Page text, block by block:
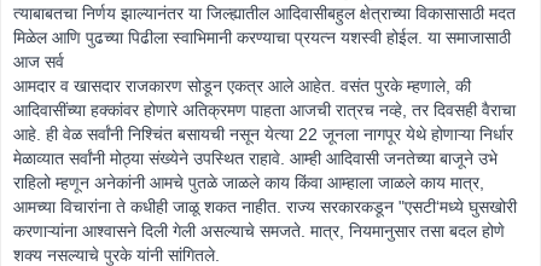
त्याबाबतचा निर्णय झाल्यानंतर या जिल्ह्यातील आदिवासीबहुल क्षेत्राच्या विकासासाठी मदत
मिळेल आणि पुढच्या पिढीला स्वाभिमानी करण्याचा प्रयत्न यशस्वी होईल. या समाजासाठी
आज सर्व
आमदार व खासदार राजकारण सोडून एकत्र आले आहेत. वसंत पुरके म्हणाले, की
आदिवासींच्या हक्कांवर होणारे अतिक्रमण पाहता आजची रात्रच नव्हे, तर दिवसही वैराचा
आहे. ही वेळ सर्वांनी निश्चिंत बसायची नसून येत्या 22 जूनला नागपूर येथे होणाऱ्या निर्धार
मेळाव्यात सर्वांनी मोठ्या संख्येने उपस्थित राहावे. आम्ही आदिवासी जनतेच्या बाजूने उभे
राहिलो म्हणून अनेकांनी आमचे पुतळे जाळले काय किंवा आम्हाला जाळले काय मात्र,
आमच्या विचारांना ते कधीही जाळू शकत नाहीत. राज्य सरकारकडून "एसटी‘मध्ये घुसखोरी
करणाऱ्यांना आश्वासने दिली गेली असल्याचे समजते. मात्र, नियमानुसार तसा बदल होणे
शक्य नसल्याचे पुरके यांनी सांगितले.